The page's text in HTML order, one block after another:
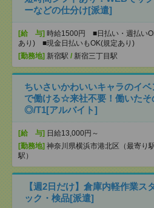
ーなどの仕分け[派遣]
[給 与] 時給1500円 ■日払い・週払い
あり) ■現金日払いもOK(規定あり)
[勤務地] 新宿駅 / 新宿三丁目駅
ちいさいかわいいキャラのイ
で働ける☆来社不要！働いたそ
◎/T1[アルバイト]
[給 与] 日給13,000円～
[勤務地] 神奈川県横浜市港北区（最寄り
駅）
【週2日だけ】倉庫内軽作業
ック・検品[派遣]